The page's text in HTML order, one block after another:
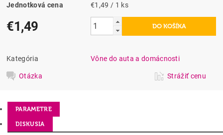
Jednotková cena €1,49 / 1 ks
€1,49
Kategória Vône do auta a domácnosti
Otázka Strážiť cenu
PARAMETRE
DISKUSIA